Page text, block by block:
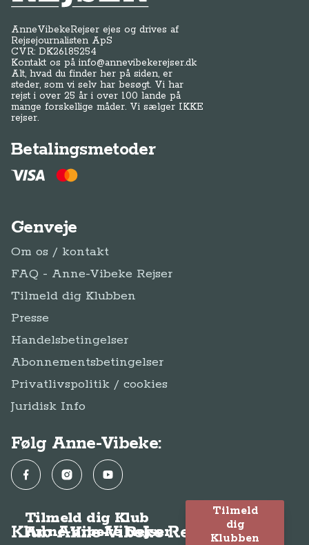
AnneVibekeRejser ejes og drives af
Rejsejournalisten ApS
CVR: DK26185254
Kontakt os påinfo@annevibekerejser.dk
Alt, hvad du finder her på siden, er
steder, som vi selv har besøgt. Vi har
rejst i over 25 år i over 100 lande på
mange forskellige måder. Vi sælger IKKE
rejser.
Betalingsmetoder
Genveje
Om os / kontakt
FAQ - Anne-Vibeke Rejser
Tilmeld dig Klubben
Presse
Handelsbetingelser
Abonnementsbetingelser
Privatlivspolitik / cookies
Juridisk Info
Følg Anne-Vibeke:
FacebookInstagramYouTube
Klub Anne-Vibeke Rejser
Tilmeld dig Klub
Anne-Vibeke Rejser
Tilmeld
dig
Klubben